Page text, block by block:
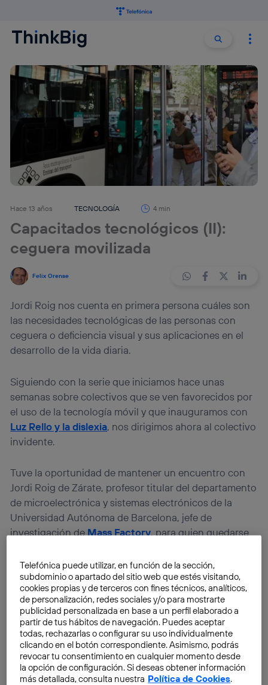
Buscar
Hace 13 años TECNOLOGÍA 4 min
Capacitados tecnológicos (II):
ceguera movilizada
Felix Orense
Jordi Roig nos cuenta en primera persona cuáles son
las necesidades tecnológicas de las personas con
ceguera o deficiencia visual y sus aplicaciones en el
desarrollo de la vida diaria.
Siguiendo con la serie que iniciamos hace unas
semanas sobre colectivos que se ven favorecidos por
el uso de la tecnología móvil y que inauguramos con
Luz Rello y la dislexia, nos dirigimos ahora al colectivo
invidente.
Tuve la oportunidad de mantener un encuentro con
Jordi Roig de Zárate, profesor titular del departamento
de microelectrónica y sistemas electrónicos de la
Universidad Autónoma de Barcelona, jefe de
investigación deMass Factory, para quien quedarse
para colmar sus inquietudes personales y
profesionales.
Telefónica puede utilizar, en función de la sección,
subdominio o apartado del sitio web que estés visitando,
cookies propias y de terceros con fines técnicos, analíticos,
de personalización, redes sociales y/o para mostrarte
publicidad personalizada en base a un perfil elaborado a
partir de tus hábitos de navegación. Puedes aceptar
todas, rechazarlas o configurar su uso individualmente
clicando en el botón correspondiente. Asimismo, podrás
revocar tu consentimiento en cualquier momento desde
la opción de configuración. Si deseas obtener información
más detallada, consulta nuestra Política de Cookies.